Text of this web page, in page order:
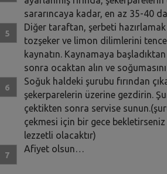
sararıncaya kadar, en az 35-40
Diğer taraftan, şerbeti hazırlamak
tozşeker ve limon dilimlerini
kaynatın. Kaynamaya
sonra ocaktan alın ve
Soğuk haldeki şurubu fırından
şekerparelerin üzerine gezdirin.
çektikten sonra servise
çekmesi için bir gece
lezzetli olacaktır)
Afiyet olsun…